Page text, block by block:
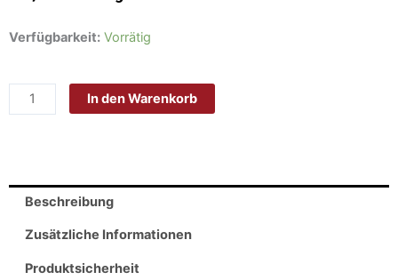
Verfügbarkeit: Vorrätig
Schild
-
London
The
SE11
In den Warenkorb
Beschreibung
Zusätzliche Informationen
Produktsicherheit